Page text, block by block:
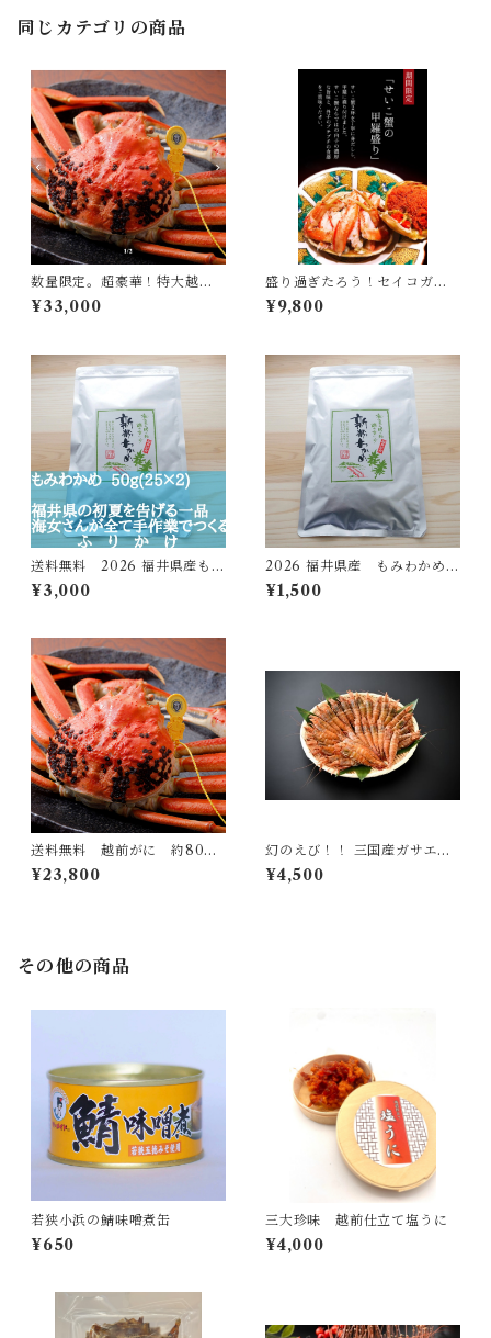
同じカテゴリの商品
数量限定。超豪華！特大越前
がに 1キロ以上
¥33,000
盛り過ぎたろう！セイコガニ
の甲羅もり！！4つ(せいこが
に6杯分) 送料無料
¥9,800
送料無料 2026 福井県産もみ
わかめ 2ぱっく
¥3,000
2026 福井県産 もみわかめ 2
5g
¥1,500
送料無料 越前がに 約80
0〜900 大サイズ
¥23,800
幻のえび！！ 三国産ガサエビ
大〜中サイズ約600g(30〜40
尾)
¥4,500
その他の商品
若狭小浜の鯖味噌煮缶
¥650
三大珍味 越前仕立て塩うに
¥4,000